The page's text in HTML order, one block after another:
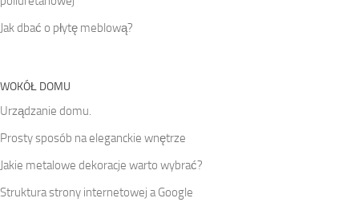
Jak dbać o płytę meblową?
WOKÓŁ DOMU
Urządzanie domu.
Prosty sposób na eleganckie wnętrze
Jakie metalowe dekoracje warto wybrać?
Struktura strony internetowej a Google